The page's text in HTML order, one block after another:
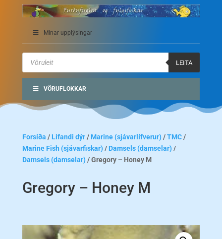
Mínar upplýsingar
Products
search
LEITA
VÖRUFLOKKAR
Forsíða / Lifandi dýr/ Marine (sjávarlífverur) /TMC/
Marine Fish (sjávarfiskar) / Damsels (damselar) /
Damsels (damselar) / Gregory – Honey M
Gregory – Honey M